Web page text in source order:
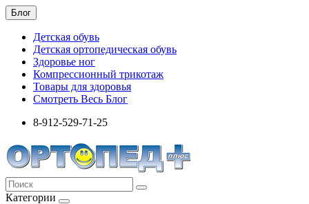
Блог
Детская обувь
Детская ортопедическая обувь
Здоровье ног
Компрессионный трикотаж
Товары для здоровья
Смотреть Весь Блог
8-912-529-71-25
Категории